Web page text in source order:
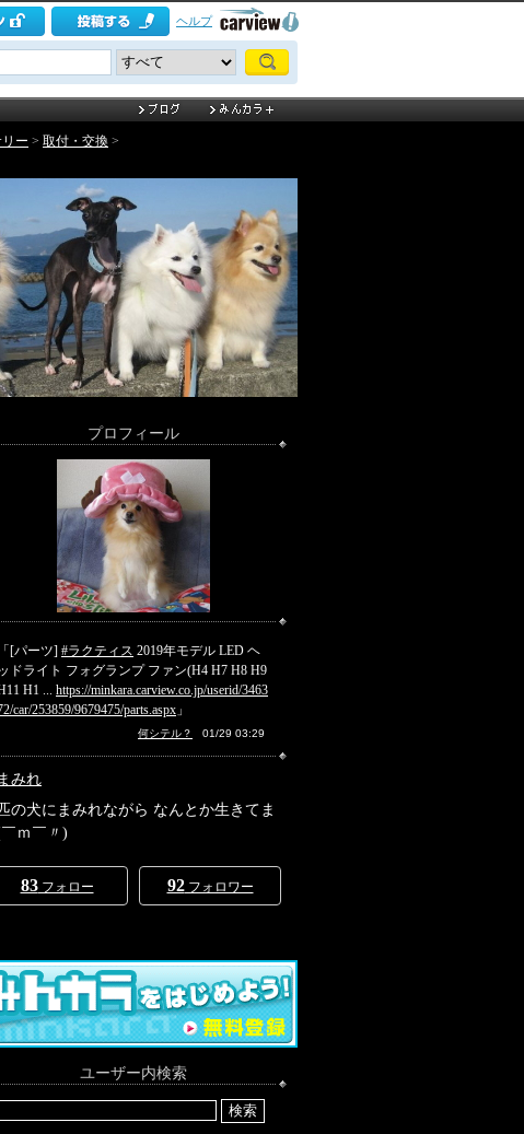
ヘルプ
ー > 取付・交換 >
プロフィール
「[パーツ] #ラクティス 2019年モデル LED ヘ
ッドライト フォグランプ ファン(H4 H7 H8 H9
H1 ... https://minkara.carview.co.jp/userid/3463
car/253859/9679475/parts.aspx 」
何シテル？ 01/29 03:29
みれ
の犬にまみれながら なんとか生きてま
ｍ￣〃)
83フォロー 92フォロワー
ユーザー内検索